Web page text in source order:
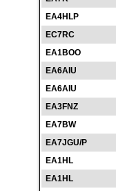
EA4HLP
EC7RC
EA1BOO
EA6AIU
EA6AIU
EA3FNZ
EA7BW
EA7JGU/P
EA1HL
EA1HL